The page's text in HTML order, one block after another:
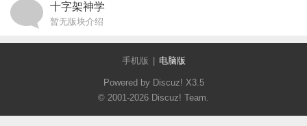
十字架神学
暂无版块介绍
手机版 电脑版
Powered by Discuz! X3.5
© 2001-2026 Discuz! Team.